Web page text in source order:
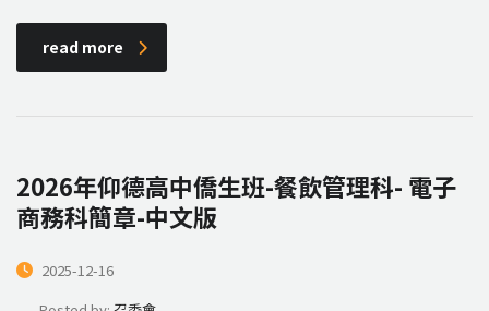
read more
2026年仰德高中僑生班-餐飲管理科- 電子
商務科簡章-中文版
2025-12-16